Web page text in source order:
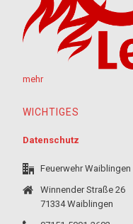
mehr
WICHTIGES
Datenschutz
Feuerwehr Waiblingen
Winnender Straße 26
71334 Waiblingen